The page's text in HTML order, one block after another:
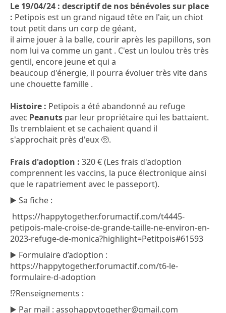
Le 19/04/24 : descriptif de nos bénévoles sur place
: Petipois est un grand nigaud tête en l'air, un chiot
tout petit dans un corp de géant,
il aime jouer à la balle, courir après les papillons, son
nom lui va comme un gant . C'est un loulou très très
gentil, encore jeune et qui a
beaucoup d'énergie, il pourra évoluer très vite dans
une chouette famille .
Histoire : Petipois a été abandonné au refuge
avec Peanuts par leur propriétaire qui les battaient.
Ils tremblaient et se cachaient quand il
s'approchait près d'eux 🥺.
Frais d'adoption : 320 € (Les frais d'adoption
comprennent les vaccins, la puce électronique ainsi
que le rapatriement avec le passeport).
▶️ Sa fiche :
https://happytogether.forumactif.com/t4445-
petipois-male-croise-de-grande-taille-ne-environ-en-
2023-refuge-de-monica?highlight=Petitpois#61593
▶️ Formulaire d’adoption :
https://happytogether.forumactif.com/t6-le-
formulaire-d-adoption
⁉️Renseignements :
▶️ Par mail : assohappytogether@gmail.com